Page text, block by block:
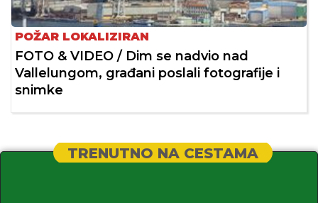
POŽAR LOKALIZIRAN
FOTO & VIDEO / Dim se nadvio nad
Vallelungom, građani poslali fotografije i
snimke
TRENUTNO NA CESTAMA